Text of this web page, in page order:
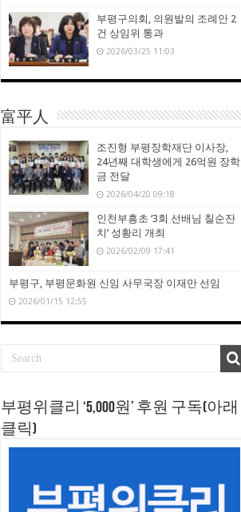
부평구의회, 의원발의 조례안 2
건 상임위 통과
2026/03/25 11:03
富平人
조진형 부평장학재단 이사장,
24년째 대학생에게 26억원 장학
금 전달
2026/04/20 09:18
인천부흥초 ‘3회 선배님 칠순잔
치’ 성황리 개최
2026/02/09 17:41
부평구, 부평문화원 신임 사무국장 이재만 선임
2026/01/15 12:55
부평위클리 ‘5,000원’ 후원 구독(아래
클릭)